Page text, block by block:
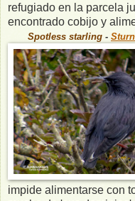
refugiado en la parcela
encontrado cobijo y
Spotless starling -
impide alimentarse con